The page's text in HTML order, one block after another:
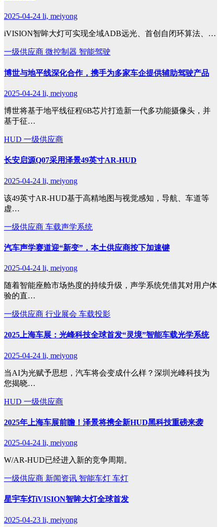
2025-04-24 li, meiyong
iVISION智眸大灯可实现全域ADB远光、首创自闭环算法、…
一级供应商 微控制器 智能驾驶
博世与地平线深化合作，携手为多家车企提供辅助驾驶产品
2025-04-24 li, meiyong
博世将基于地平线征程6B芯片打造新一代多功能摄像头，并
基于征…
HUD 一级供应商
长安启源Q07采用泽景49英寸AR-HUD
2025-04-24 li, meiyong
该49英寸AR-HUD基于高精地图与视觉感知，导航、车道等
虚…
一级供应商 车载声学系统
汽车声学赛道迎“新变”，本土供应商按下加速键
2025-04-24 li, meiyong
随着智能座舱市场热度的持续升级，声学系统凭借其对用户体
验的直…
一级供应商 行业展会 车载投影
2025上海车展：光峰科技全球首发“灵境”智能车载光学系统
2025-04-24 li, meiyong
当AI为光赋予思想，汽车将会变成什么样？深圳光峰科技为
您揭晓…
HUD 一级供应商
2025年上海车展前瞻！泽景将携全新HUD黑科技重磅来袭
2025-04-24 li, meiyong
W/AR-HUD已经进入新的竞争周期。
一级供应商 新闻资讯 智能车灯 车灯
星宇车灯iVISION智眸大灯全球首发
2025-04-23 li, meiyong